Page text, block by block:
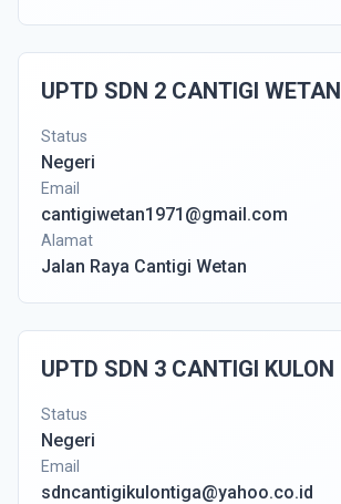
UPTD SDN 2 CANTIGI WETAN
Status
Negeri
Email
cantigiwetan1971@gmail.com
Alamat
Jalan Raya Cantigi Wetan
UPTD SDN 3 CANTIGI KULON
Status
Negeri
Email
sdncantigikulontiga@yahoo.co.id